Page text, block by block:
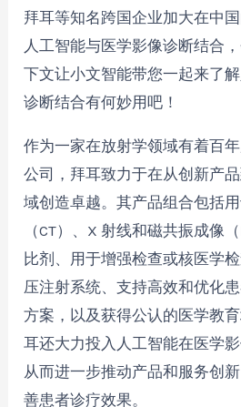
拜耳等知名跨国企业加大在中
人工智能与医学影像诊断结合
下文让小文智能带您一起来了
诊断结合有何妙用吧！
作为一家在放射学领域有着百
公司，拜耳致力于在从创新产
域创造卓越。其产品组合包括
（CT）、X 射线和磁共振成像
比剂、用于增强检查或核医学
压注射系统、支持高效和优化
方案，以及获得公认的医学教
耳还大力投入人工智能在医学
从而进一步推动产品和服务创
善患者诊疗效果。